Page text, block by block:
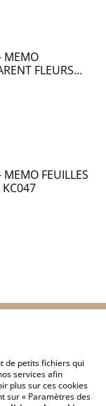
MEMO
FLEURS
MEMO FEUILLES
KC047
de cookies
de petits fichiers qui
services afin
plus sur ces cookies
sur « Paramètres des